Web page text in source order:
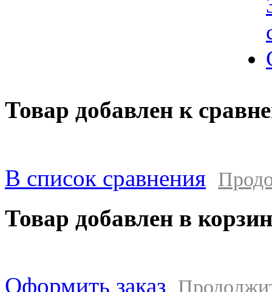
Товар добавлен к
В список сравнения
Товар добавлен в
Оформить заказ